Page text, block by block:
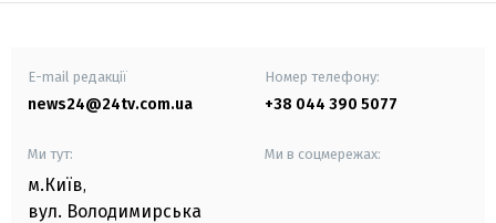
E-mail редакції
news24@24tv.com.ua
Номер телефону:
+38 044 390 5077
Ми тут:
м.Київ,
вул. Володимирська
Ми в соцмережах: